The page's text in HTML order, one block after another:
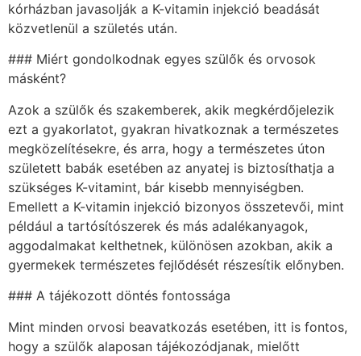
kórházban javasolják a K-vitamin injekció beadását
közvetlenül a születés után.
### Miért gondolkodnak egyes szülők és orvosok
másként?
Azok a szülők és szakemberek, akik megkérdőjelezik
ezt a gyakorlatot, gyakran hivatkoznak a természetes
megközelítésekre, és arra, hogy a természetes úton
született babák esetében az anyatej is biztosíthatja a
szükséges K-vitamint, bár kisebb mennyiségben.
Emellett a K-vitamin injekció bizonyos összetevői, mint
például a tartósítószerek és más adalékanyagok,
aggodalmakat kelthetnek, különösen azokban, akik a
gyermekek természetes fejlődését részesítik előnyben.
### A tájékozott döntés fontossága
Mint minden orvosi beavatkozás esetében, itt is fontos,
hogy a szülők alaposan tájékozódjanak, mielőtt